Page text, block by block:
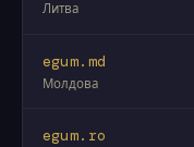
Литва
egum.md
Молдова
egum.ro